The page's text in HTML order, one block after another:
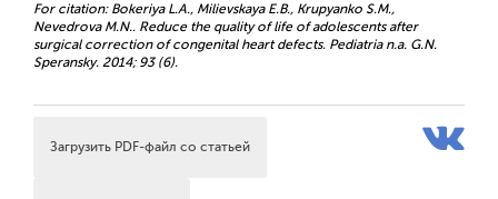
For citation: Bokeriya L.A., Milievskaya E.B., Krupyanko S.M.,
Nevedrova M.N.. Reduce the quality of life of adolescents after
surgical correction of congenital heart defects. Pediatria n.a. G.N.
Speransky. 2014; 93 (6).
Загрузить PDF-файл со статьей